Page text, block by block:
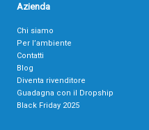
Azienda
Chi siamo
Per l’ambiente
Contatti
Blog
Diventa rivenditore
Guadagna con il Dropship
Black Friday 2025